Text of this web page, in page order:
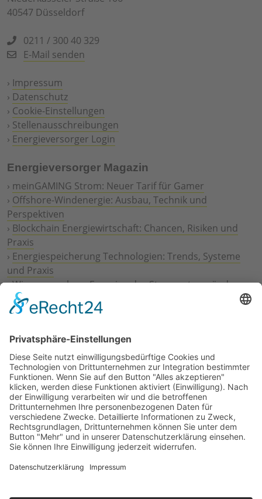
40547 Düsseldorf
0211 / 300 40 329
E-Mail senden
› Impressum
› Datenschutz
› Cookie-Einstellungen
› Stellenausschreibungen
› Energieversorger Login
Energieversorger Magazin
› meinGAMING Strom: Neuer Tarif für Gamer
› Offshore-Windenergie: Ausbau, Technik und
Perspektiven
› Blockchain Energiewirtschaft: Chancen, Risiken und
Praxis
› Energiespeicherung Technologien: Trends, Systeme
und Praxis
›Wie erneuerbare Energien das Stromnetz verändern
Digitalisierung Energiewirtschaft: Effizienz, Netze und
Prozesse
Geschäftsmodelle
›Vorstandswechsel Westenergie: Böddeling übernimmt
befristet
›Wasserstoff-Hochlauf: Dialog, Infrastruktur und
konkrete Schritte
›Solaranlage Regenbogenfarben: FC St. Pauli und
LichtBlick installieren erste weltweite Anlage
Jetzt an der STUDIE360 teilnehmen
Wir möchten Transparenz mit einheitlichen Kriterien